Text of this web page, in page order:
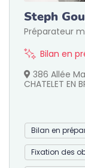
Steph
Préparateur
Bilan en
386 Allée
CHATELET EN
Bilan en
Fixation des